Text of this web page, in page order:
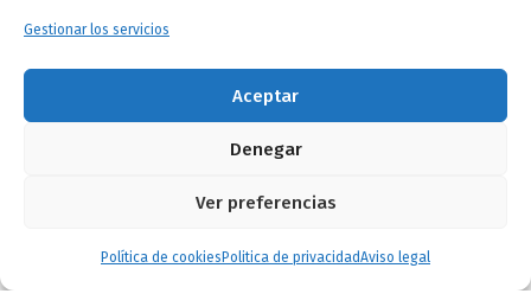
Gestionar los servicios
Aceptar
Denegar
Ver preferencias
Política de cookies Politica de privacidadAviso legal